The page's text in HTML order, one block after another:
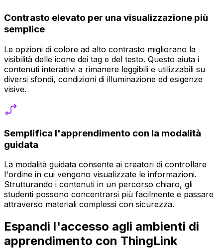
Contrasto elevato per una visualizzazione più
semplice
Le opzioni di colore ad alto contrasto migliorano la
visibilità delle icone dei tag e del testo. Questo aiuta i
contenuti interattivi a rimanere leggibili e utilizzabili su
diversi sfondi, condizioni di illuminazione ed esigenze
visive.
Semplifica l'apprendimento con la modalità
guidata
La modalità guidata consente ai creatori di controllare
l'ordine in cui vengono visualizzate le informazioni.
Strutturando i contenuti in un percorso chiaro, gli
studenti possono concentrarsi più facilmente e passare
attraverso materiali complessi con sicurezza.
Espandi l'accesso agli ambienti di
apprendimento con ThingLink